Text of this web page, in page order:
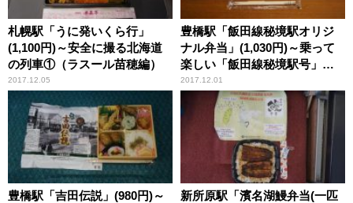
札幌駅「うに発いくら行」
(1,100円)～安全に撮る北海道
の列車①（ラスール苗穂編）
2017.12.05
豊橋駅「飯田線秘境駅オリジ
ナル弁当」(1,030円)～乗って
楽しい「飯田線秘境駅号」の
旅！
2017.12.01
豊橋駅「吉田伝説」(980円)～
新所原駅「濱名湖鰻弁当(一匹